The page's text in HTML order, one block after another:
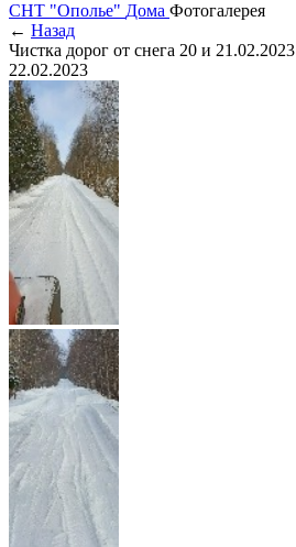
СНТ "Ополье" Дома Фотогалерея
← Назад
Чистка дорог от снега 20 и 21.02.2023
22.02.2023